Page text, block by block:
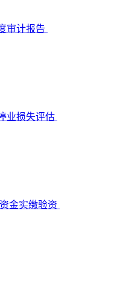
审计报告
业损失评估
金实缴验资